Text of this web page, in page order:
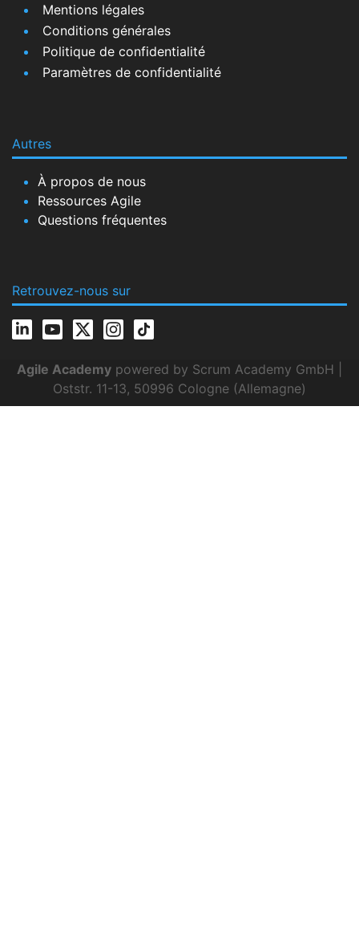
Mentions légales
Conditions générales
Politique de confidentialité
Paramètres de confidentialité
Autres
À propos de nous
Ressources Agile
Questions fréquentes
Retrouvez-nous sur
Agile Academy powered by Scrum Academy GmbH |
Oststr. 11-13, 50996 Cologne (Allemagne)